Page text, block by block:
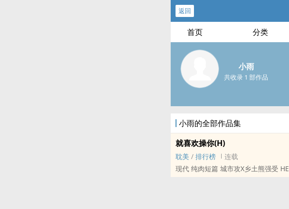
返回
首页 分类
小雨
共收录 1 部作品
小雨的全部作品集
就喜欢操你(H)
耽美 / 排行榜
连载
现代 ‌纯­‍肉‍­短篇 城市攻X乡土熊强受 HE